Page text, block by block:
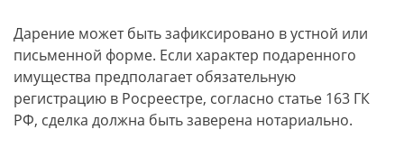
Дарение может быть зафиксировано в устной или
письменной форме. Если характер подаренного
имущества предполагает обязательную
регистрацию в Росреестре, согласно статье 163 ГК
РФ, сделка должна быть заверена нотариально.